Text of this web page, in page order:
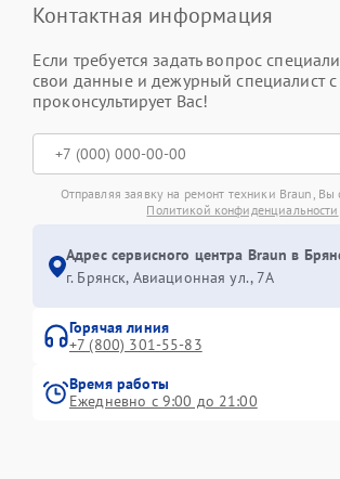
Контактная информация
Если требуется задать вопрос
свои данные и дежурный специалист с
проконсультирует Вас!
Отправляя заявку на ремонт техники Braun, Вы
Политикой конфиденциальности
Адрес сервисного центра Braun в
г. Брянск, Авиационная ул., 7А
Горячая линия
+7 (800) 301-55-83
Время работы
Ежедневно с 9:00 до 21:00